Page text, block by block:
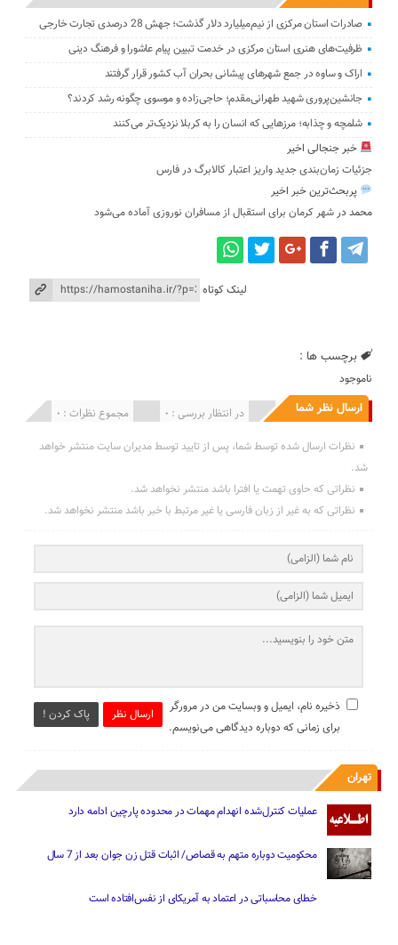
صادرات استان مرکزی از نیم‌میلیارد دلار گذشت؛ جهش 28 درصدی تجارت خارجی
ظرفیت‌های هنری استان مرکزی در خدمت تبیین پیام عاشورا و فرهنگ دینی
اراک و ساوه در جمع شهرهای پیشانی بحران آب کشور قرار گرفتند
جانشین‌پروری شهید طهرانی‌مقدم؛ حاجی‌زاده و موسوی چگونه رشد کردند؟
شلمچه و چذابه؛ مرزهایی که انسان را به کربلا نزدیک‌تر می‌کنند
خبر جنجالی اخیر
جزئیات زمان‌بندی جدید واریز اعتبار کالابرگ در فارس
پربحث‌ترین خبر اخیر
محمد درشهر کرمان برای استقبال از مسافران نوروزی آماده می‌شود
لینک کوتاه
برچسب ها :
ناموجود
ارسال نظر شما مجموع نظرات : 0 در انتظار بررسی : 0 انتشار یافته : 0
نظرات ارسال شده توسط شما، پس از تایید توسط مدیران سایت منتشر خواهد
شد.
نظراتی که حاوی تهمت یا افترا باشد منتشر نخواهد شد.
نظراتی که به غیر از زبان فارسی یا غیر مرتبط با خبر باشد منتشر نخواهد شد.
ارسال نظر پاک کردن !
ذخیره نام، ایمیل و وبسایت من در مرورگر
برای زمانی که دوباره دیدگاهی می‌نویسم.
تهران
عملیات کنترل‌شده انهدام مهمات در محدوده پارچین ادامه دارد
محکومیت دوباره متهم به قصاص/ اثبات قتل زن جوان بعد از 7 سال
خطای محاسباتی در اعتماد به آمریکای از نفس‌افتاده است